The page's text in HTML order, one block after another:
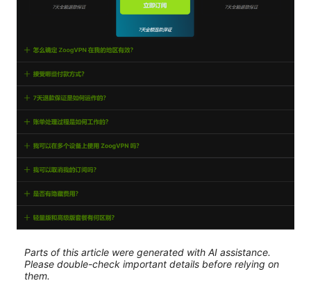
Parts of this article were generated with AI assistance.
Please double-check important details before relying on
them.